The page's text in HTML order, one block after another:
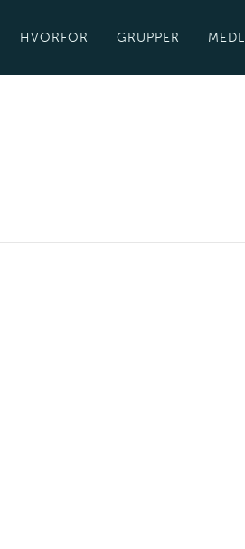
HVORFOR GRUPPER